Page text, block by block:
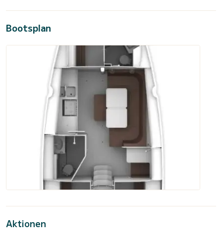
Bootsplan
Aktionen